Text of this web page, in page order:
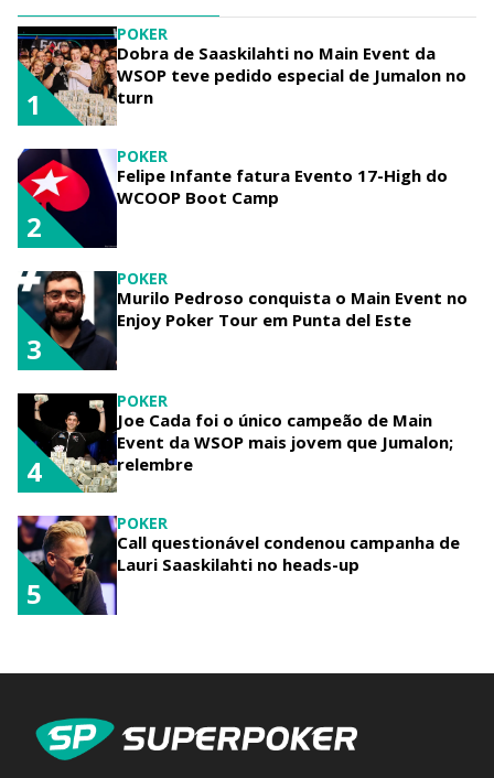
POKER
Dobra de Saaskilahti no Main Event da
WSOP teve pedido especial de Jumalon no
turn
1
POKER
Felipe Infante fatura Evento 17-High do
WCOOP Boot Camp
2
POKER
Murilo Pedroso conquista o Main Event no
Enjoy Poker Tour em Punta del Este
3
POKER
Joe Cada foi o único campeão de Main
Event da WSOP mais jovem que Jumalon;
relembre
4
POKER
Call questionável condenou campanha de
Lauri Saaskilahti no heads-up
5